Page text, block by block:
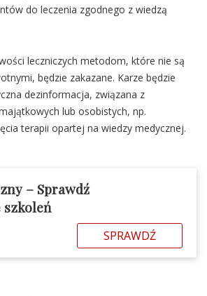
do leczenia zgodnego z wiedzą
leczniczych metodom, które nie są
będzie zakazane. Karze będzie
dezinformacja, związana z
lub osobistych, np.
terapii opartej na wiedzy medycznej.
– Sprawdź
SPRAWDŹ